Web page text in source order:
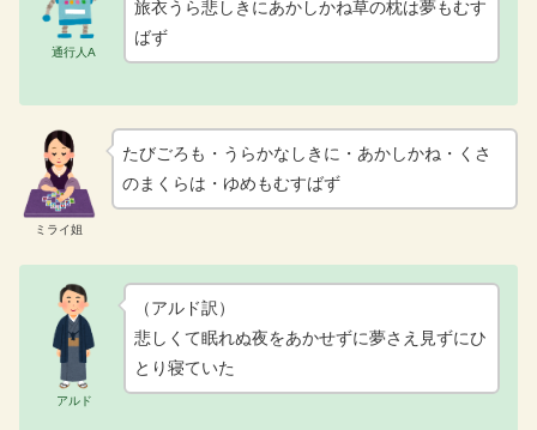
通行人A
旅衣うら悲しきにあかしかね草の枕は夢もむす
ばず
ミライ姐
たびごろも・うらかなしきに・あかしかね・くさ
のまくらは・ゆめもむすばず
アルド
（アルド訳）
悲しくて眠れぬ夜をあかせずに夢さえ見ずにひ
とり寝ていた